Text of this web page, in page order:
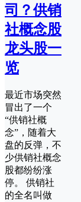
司？供销
社概念股
龙头股一
览
最近市场突然
冒出了一个
“供销社概
念”，随着大
盘的反弹，不
少供销社概念
股都纷纷涨
停。 供销社
的全名叫做